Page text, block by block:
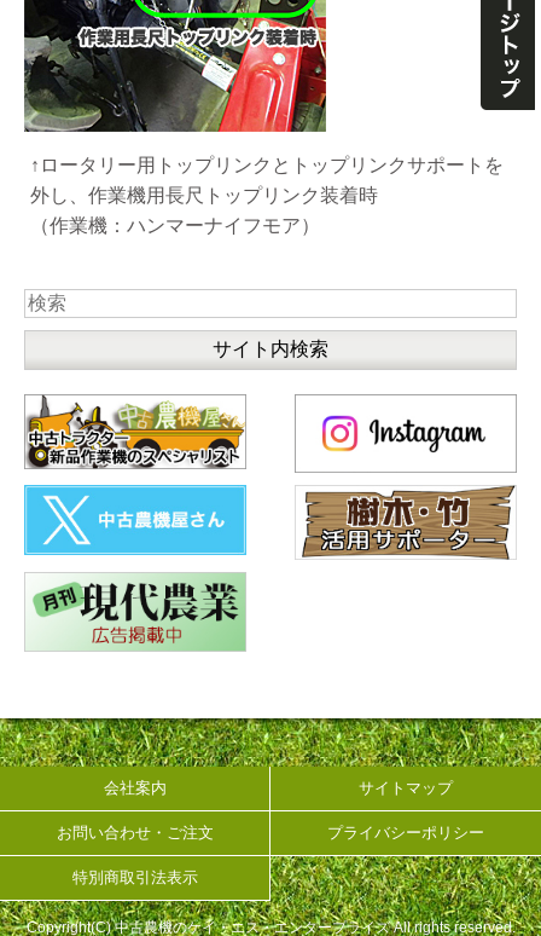
↑ロータリー用トップリンクとトップリンクサポートを
外し、作業機用長尺トップリンク装着時
（作業機：ハンマーナイフモア）
会社案内 サイトマップ
お問い合わせ・ご注文 プライバシーポリシー
特別商取引法表示
Copyright(C) 中古農機のケイ・エス・エンタープライズ All rights reserved.